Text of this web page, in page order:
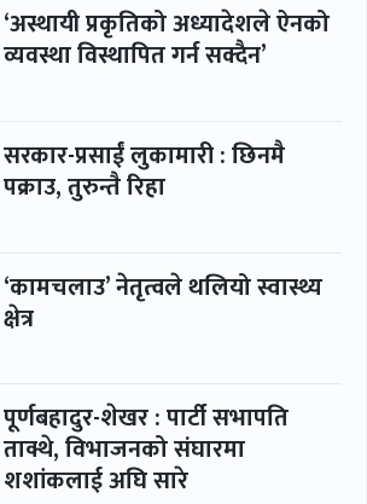
‘अस्थायी प्रकृतिको अध्यादेशले ऐनको
व्यवस्था विस्थापित गर्न सक्दैन’
सरकार-प्रसाईं लुकामारी : छिनमै
पक्राउ, तुरुन्तै रिहा
‘कामचलाउ’ नेतृत्वले थलियो स्वास्थ्य
क्षेत्र
पूर्णबहादुर-शेखर : पार्टी सभापति
ताक्थे, विभाजनको संघारमा
शशांकलाई अघि सारे